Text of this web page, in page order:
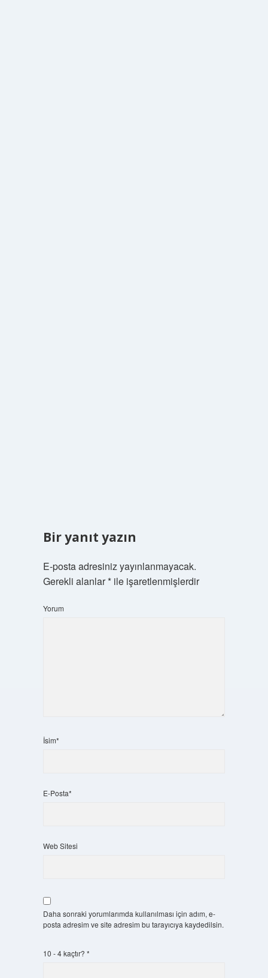
Bir yanıt yazın
E-posta adresiniz yayınlanmayacak.
Gerekli alanlar*ile işaretlenmişlerdir
Yorum
İsim*
E-Posta*
Web Sitesi
Daha sonraki yorumlarımda kullanılması için adım, e-
posta adresim ve site adresim bu tarayıcıya kaydedilsin.
10 - 4 kaçtır? *